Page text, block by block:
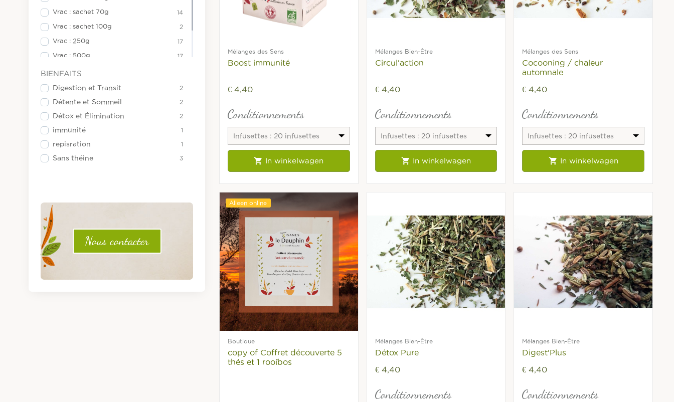
Vrac : sachet 70g 14
Vrac : sachet 100g 2
Vrac : 250g 17
Vrac : 500g 17
Vrac : 1kg
Boite métal cylindrique 25g 1
BIENFAITS
Digestion et Transit 2
Détente et Sommeil 2
Détox et Élimination 2
immunité 1
repisration 1
Sans théine 3
Nous contacter
Mélanges des Sens
Boost immunité
€ 4,40
Conditionnements
Infusettes : 20 infusettes
 In winkelwagen
Mélanges Bien-Être
Circul'action
€ 4,40
Conditionnements
Infusettes : 20 infusettes
 In winkelwagen
Mélanges des Sens
Cocooning / chaleur
automnale
€ 4,40
Conditionnements
Infusettes : 20 infusettes
 In winkelwagen
Alleen online
Boutique
copy of Coffret découverte 5
thés et 1 rooïbos
Mélanges Bien-Être
Détox Pure
€ 4,40
Conditionnements
Mélanges Bien-Être
Digest'Plus
€ 4,40
Conditionnements